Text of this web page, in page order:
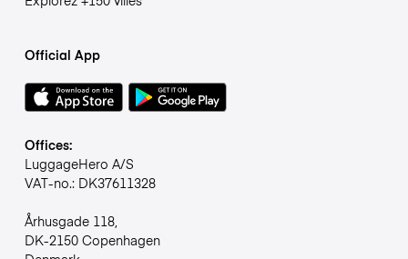
Official App
Offices:
LuggageHero A/S
VAT-no.: DK37611328
Århusgade 118,
DK-2150 Copenhagen